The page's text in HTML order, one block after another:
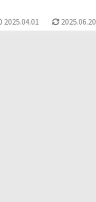
2025.04.01 2025.06.20